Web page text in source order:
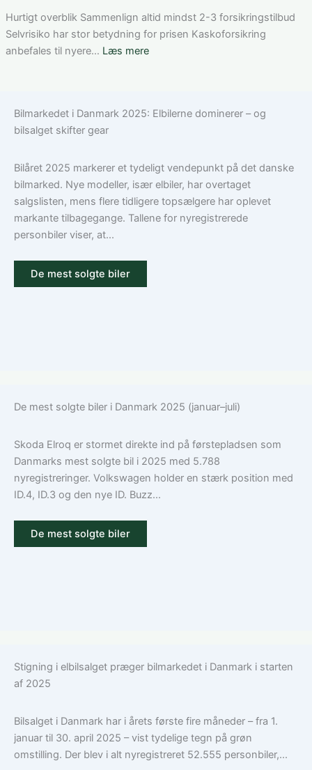
løsning
Tesla
Model
3:
den
Hurtigt overblik Sammenlign altid mindst 2-3 forsikringstilbud
Selvrisiko har stor betydning for prisen Kaskoforsikring
anbefales til nyere… Læs mere:
bilforsikring
Guide
til
ansvar,
kasko
Bilmarkedet i Danmark 2025: Elbilerne dominerer – og
bilsalget skifter gear
Bilåret 2025 markerer et tydeligt vendepunkt på det danske
bilmarked. Nye modeller, især elbiler, har overtaget
salgslisten, mens flere tidligere topsælgere har oplevet
markante tilbagegange. Tallene for nyregistrerede
personbiler viser, at...
De mest solgte biler
De mest solgte biler i Danmark 2025 (januar–juli)
Skoda Elroq er stormet direkte ind på førstepladsen som
Danmarks mest solgte bil i 2025 med 5.788
nyregistreringer. Volkswagen holder en stærk position med
ID.4, ID.3 og den nye ID. Buzz...
De mest solgte biler
Stigning i elbilsalget præger bilmarkedet i Danmark i starten
af 2025
Bilsalget i Danmark har i årets første fire måneder – fra 1.
januar til 30. april 2025 – vist tydelige tegn på grøn
omstilling. Der blev i alt nyregistreret 52.555 personbiler,...